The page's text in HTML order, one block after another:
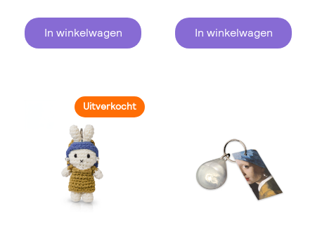
In winkelwagen In winkelwagen
Uitverkocht